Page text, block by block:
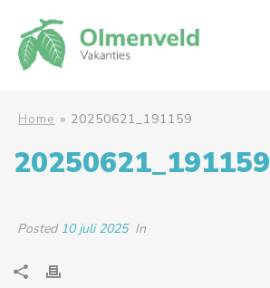
Home » 20250621_191159
20250621_191159
Posted10 juli 2025 In